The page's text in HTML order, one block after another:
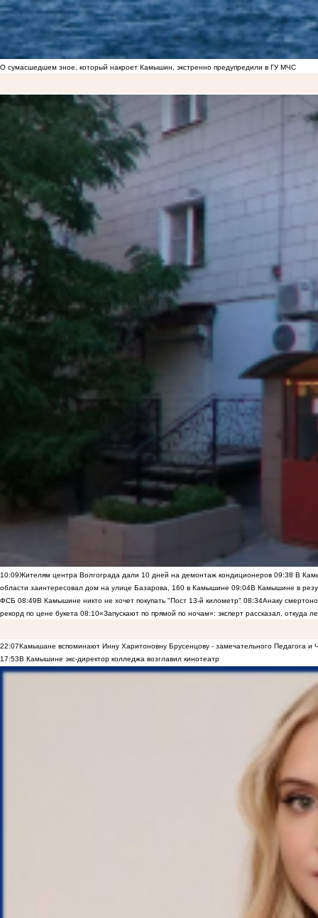
О сумасшедшем зное, который накроет Камышин, экстренно предупредили в ГУ МЧС
10:09Жителям центра Волгограда дали 10 дней на демонтаж кондиционеров 09:38 В
области заинтересовал дом на улице Базарова, 160 в Камышине 09:04В Камышине в
ФСБ 08:49В Камышине никто не хочет покупать "Пост 13-й километр" 08:34Анаку
рекорд по цене букета 08:10«Запускают по прямой по ночам»: эксперт рассказал, откуда
22:07Камышане вспоминают Инну Харитоновну Брусенцову - замечательного Педагога и
17:53В Камышине экс-директор колледжа возглавил кинотеатр